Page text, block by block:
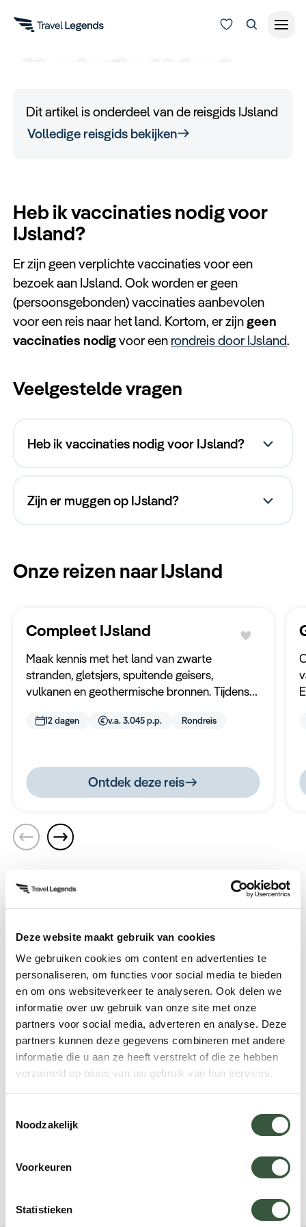
Deze website maakt gebruik van cookies
We gebruiken cookies om content en advertenties te
personaliseren, om functies voor social media te bieden
en om ons websiteverkeer te analyseren. Ook delen we
informatie over uw gebruik van onze site met onze
partners voor social media, adverteren en analyse. Deze
partners kunnen deze gegevens combineren met andere
informatie die u aan ze heeft verstrekt of die ze hebben
verzameld op basis van uw gebruik van hun services.
Noodzakelijk
Voorkeuren
Statistieken
Type reizen
Over ons
Keuzehulp
Zoeken
Dit artikel is onderdeel van de reisgids IJsland
Volledige reisgids bekijken
Heb ik vaccinaties nodig voor
IJsland?
Er zijn geen verplichte vaccinaties voor een
bezoek aan IJsland. Ook worden er geen
(persoonsgebonden) vaccinaties aanbevolen
voor een reis naar het land. Kortom, er zijngeen
vaccinaties nodigvoor een rondreis door IJsland.
Veelgestelde vragen
Heb ik vaccinaties nodig voor IJsland?
Zijn er muggen op IJsland?
Onze reizen naar IJsland
Compleet IJsland
Maak kennis met het land van zwarte
stranden, gletsjers, spuitende geisers,
vulkanen en geothermische bronnen. Tijdens
bezoekt u de bekende en verborgen plaatsen
12 dagen v.a. 3.045 p.p. Rondreis
Ontdek deze reis
”Als reisspecialist ken ik deze bestemming uit
eigen ervaring. Ik bezoek de regio regelmatig en
blijf op de hoogte van de laatste ontwikkelingen.
Samen met vaste, lokale partners stel ik reizen
samen die inhoudelijk kloppen. Ook selecteer ik
accommodaties zorgvuldig. Zo bent u verzekerd
van een reis die betrouwbaar is en aansluit op uw
Plan een videogesprek